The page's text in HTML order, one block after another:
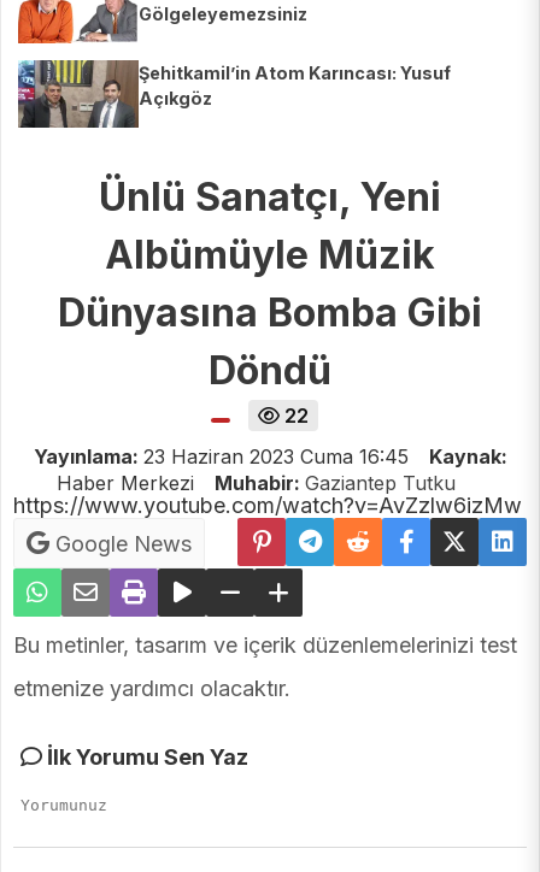
Gölgeleyemezsiniz
Şehitkamil’in Atom Karıncası: Yusuf
Açıkgöz
Ünlü Sanatçı, Yeni
Albümüyle Müzik
Dünyasına Bomba Gibi
Döndü
22
Yayınlama: 23 Haziran 2023 Cuma 16:45
Kaynak:
Haber Merkezi
Muhabir: Gaziantep Tutku
https://www.youtube.com/watch?v=AvZzlw6izMw
Google News
Bu metinler, tasarım ve içerik düzenlemelerinizi test
etmenize yardımcı olacaktır.
İlk Yorumu Sen Yaz